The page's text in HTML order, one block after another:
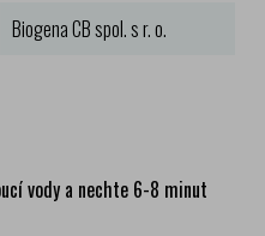
Biogena CB spol. s r. o.
vody a nechte 6-8 minut